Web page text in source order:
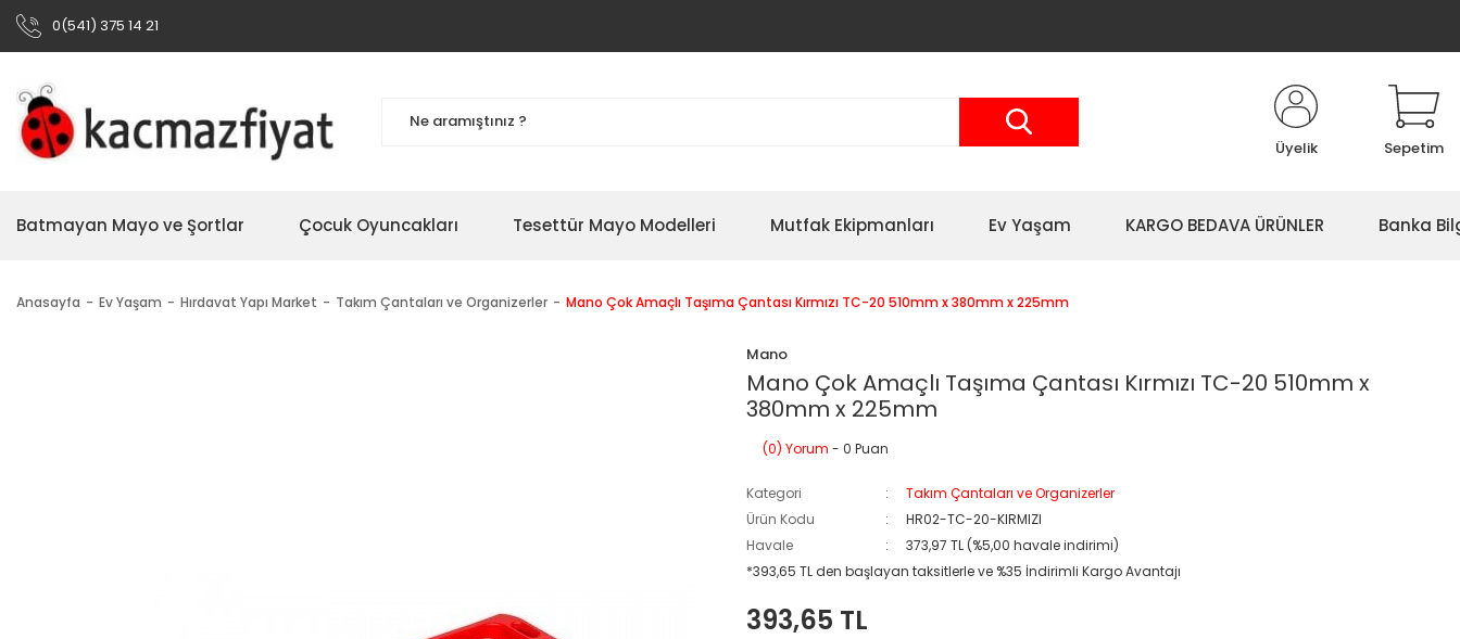
0(541) 375 14 21
Üyelik Sepetim
Batmayan Mayo ve Şortlar Çocuk Oyuncakları Tesettür Mayo Modelleri Mutfak Ekipmanları Ev Yaşam KARGO BEDAVA ÜRÜNLER Banka
Anasayfa Ev Yaşam Hırdavat Yapı Market Takım Çantaları ve Organizerler Mano Çok Amaçlı Taşıma Çantası Kırmızı TC-20 510mm x 380mm x 225mm
Mano
Mano Çok Amaçlı Taşıma Çantası Kırmızı TC-20 510mm x
380mm x 225mm
(0) Yorum - 0 Puan
Kategori
Takım Çantaları ve Organizerler
Ürün Kodu
HR02-TC-20-KIRMIZI
Havale
373,97 TL (%5,00 havale indirimi)
*393,65 TL den başlayan taksitlerle ve %35 İndirimli Kargo Avantajı
393,65 TL